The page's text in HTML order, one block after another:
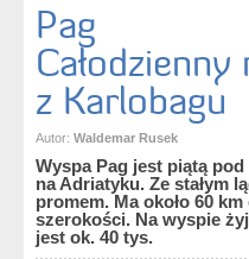
Pag. Całodzienny rejs
Pag
z Karlobagu
Autor: Waldemar Rusek
Wyspa Pag jest piątą
na Adriatyku. Ze stałym
promem. Ma około 60
szerokości. Na wyspie
jest ok. 40 tys.